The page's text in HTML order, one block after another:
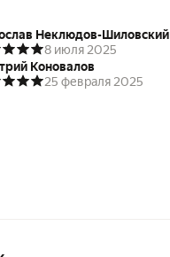
Неклюдов-Шиловский
8 июля 2025
Коновалов
25 февраля 2025